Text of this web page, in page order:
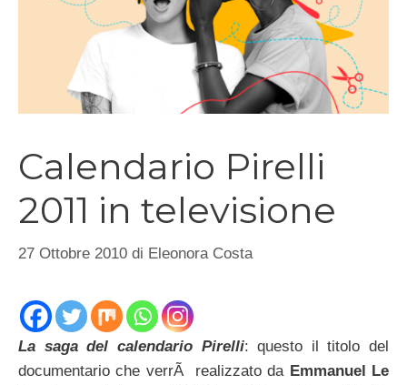
Calendario Pirelli
2011 in televisione
27 Ottobre 2010 di Eleonora Costa
La saga del calendario Pirelli: questo il titolo del
documentario che verrÃ realizzato da Emmanuel Le